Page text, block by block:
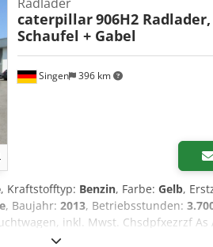
Singen 396 km
Radlader
caterpillar906H2 Radlader,
Schaufel + Gabel
, Kraftstofftyp: Benzin, Farbe: Gelb,
, Baujahr: 2013, Betriebsstunden:
inkl. Mwst. Chsdpfxezrzf As